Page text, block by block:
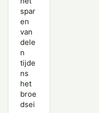
spar
en
van
dele
n
tijde
ns
het
broe
dsei